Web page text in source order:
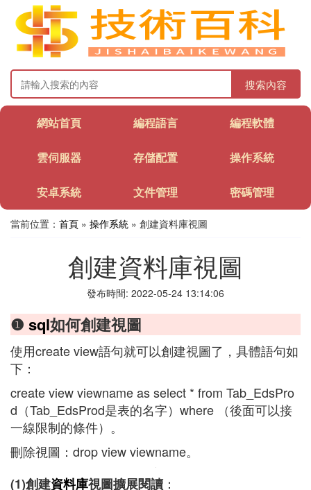
搜索內容
網站首頁 編程語言 編程軟體
雲伺服器 存儲配置 操作系統
安卓系統 文件管理 密碼管理
當前位置： 首頁 » 操作系統 » 創建資料庫視圖
創建資料庫視圖
發布時間: 2022-05-24 13:14:06
❶ sql如何創建視圖
使用create view語句就可以創建視圖了，具體語句如
下：
create view viewname as select * from Tab_EdsPro
d（Tab_EdsProd是表的名字）where （後面可以接
一線限制的條件）。
刪除視圖：drop view viewname。
(1)創建資料庫視圖擴展閱讀 ：